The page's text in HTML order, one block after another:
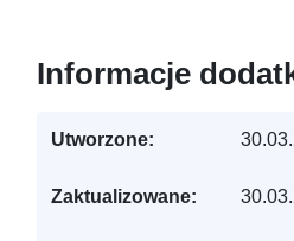
Informacje
Utworzone:
Zaktualizowane: